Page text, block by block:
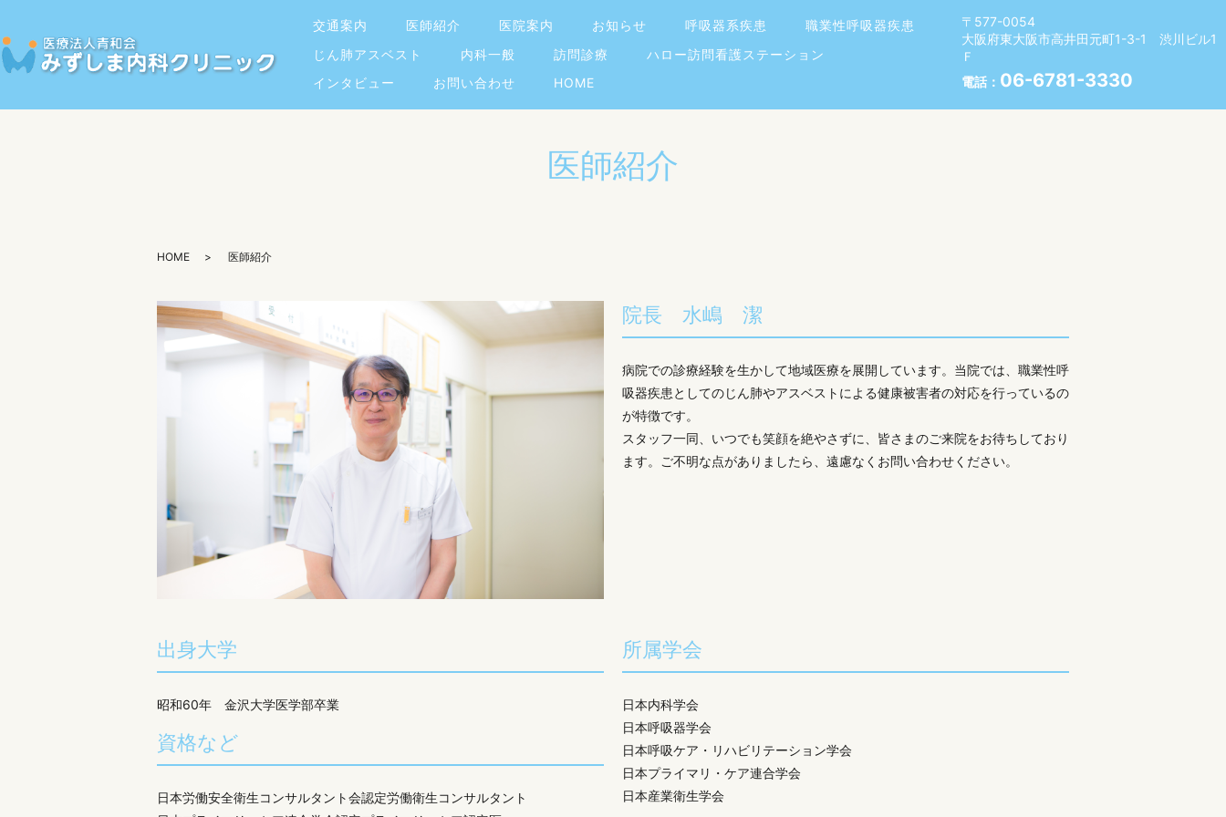
交通案内 医師紹介 医院案内 お知らせ 呼吸器系疾患
職業性呼吸器疾患
じん肺アスベスト
内科一般 訪問診療
ハロー訪問看護ステーション
インタビュー
お問い合わせ HOME
〒577-0054
大阪府東大阪市高井田元町1-3-1 渋川ビル1
Ｆ
電話： 06-6781-3330
医師紹介
HOME 医師紹介
院長 水嶋 潔
病院での診療経験を生かして地域医療を展開しています。当院では、職業性呼
吸器疾患としてのじん肺やアスベストによる健康被害者の対応を行っているの
が特徴です。
スタッフ一同、いつでも笑顔を絶やさずに、皆さまのご来院をお待ちしており
ます。ご不明な点がありましたら、遠慮なくお問い合わせください。
出身大学
昭和60年 金沢大学医学部卒業
資格など
日本労働安全衛生コンサルタント会認定労働衛生コンサルタント
所属学会
日本内科学会
日本呼吸器学会
日本呼吸ケア・リハビリテーション学会
日本プライマリ・ケア連合学会
日本産業衛生学会